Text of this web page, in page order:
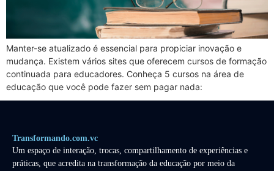
Manter-se atualizado é essencial para propiciar inovação e
mudança. Existem vários sites que oferecem cursos de formação
continuada para educadores. Conheça 5 cursos na área de
educação que você pode fazer sem pagar nada:
Transformando.com.vc
Um espaço de interação, trocas, compartilhamento de experiências e
práticas, que acredita na transformação da educação por meio da